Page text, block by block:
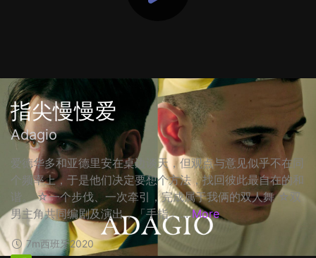
指尖慢慢爱
Adagio
爱德华多和亚德里安在桌边谈天，但观点与意见似乎不在同
个频率上，于是他们决定要想个方法，找回彼此最自在的和
谐。 ☆一个步伐、一次牵引，完成属于我俩的双人舞 ☆双
男主角共同编剧及演出，「手指」... More
7m西班牙2020